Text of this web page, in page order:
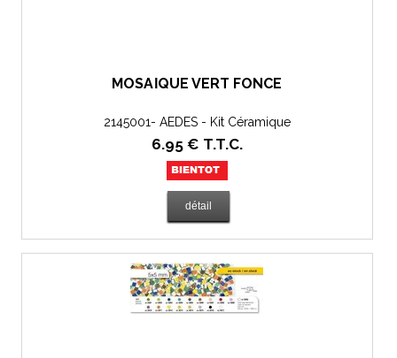
MOSAÏQUE VERT FONCÉ
2145001- AEDES - Kit Céramique
6.95 € T.T.C.